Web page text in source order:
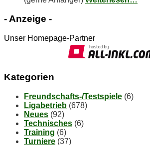
- An­zei­ge -
Unser Homepage-Partner
Ka­te­go­rien
Freundschafts-/Testspiele (6)
Ligabetrieb (678)
Neues (92)
Technisches (6)
Training (6)
Turniere (37)